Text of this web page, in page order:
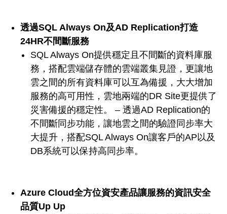
透過SQL Always On及AD Replication打造
24HR不間斷服務
SQL Always On提供穩定且不間斷的資料庫服
務，搭配雲端儲存體的雲端叢集見證，更讓地
雲之間的所有資料庫可以互為備援，大大增加
服務的高可用性，雲地兩端的DR Site更提供了
災害備援的穩定性。 ‒ 透過AD Replication的
不間斷同步功能，讓地雲之間的驗證同步率大
大提升，搭配SQL Always On讓客戶的AP以及
DB系統可以保持高同步率。
Azure Cloud全方位資安產品讓服務的資訊安全
品質Up Up